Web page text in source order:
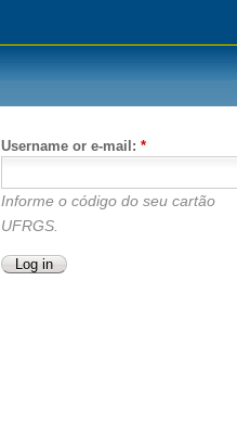
Username or e-mail: *
Informe o código do seu cartão
UFRGS.